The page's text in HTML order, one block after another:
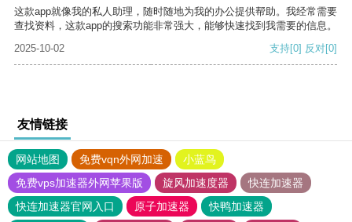
这款app就像我的私人助理，随时随地为我的办公提供帮助。我经常需要
查找资料，这款app的搜索功能非常强大，能够快速找到我需要的信息。
2025-10-02
支持[0] 反对[0]
友情链接
网站地图 免费vqn外网加速
小蓝鸟
免费vps加速器外网苹果版
旋风加速度器
快连加速器
快连加速器官网入口
原子加速器 快鸭加速器